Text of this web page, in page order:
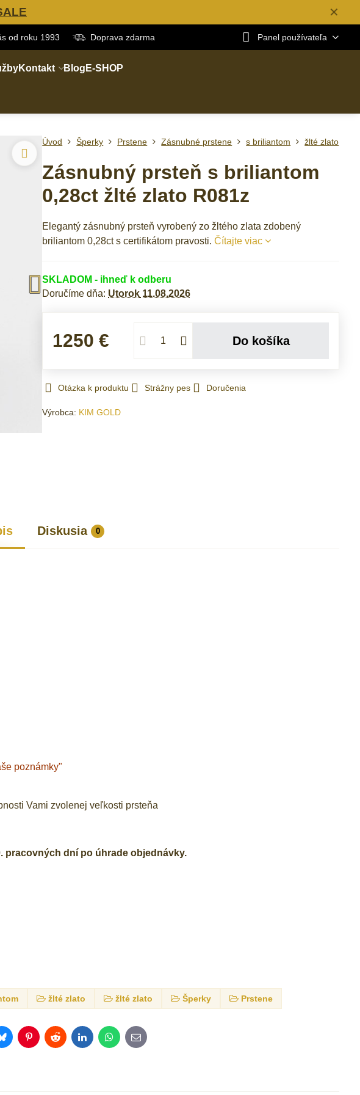
✕
od roku 1993 Doprava zdarma Panel používateľa
Kontakt Blog E-SHOP
Úvod Šperky Prstene Zásnubné prstene s briliantom žlté zlato
Zásnubný prsteň s briliantom
0,28ct žlté zlato R081z
Elegantý zásnubný prsteň vyrobený zo žltého zlata zdobený
briliantom 0,28ct s certifikátom pravosti.Čítajte viac
SKLADOM - ihneď k odberu
Doručíme dňa: Utorok 11.08.2026
1250 € Do košíka
Otázka k produktu Strážny pes Doručenia
Výrobca: KIM GOLD
Diskusia 0
poznámky"
Vami zvolenej veľkosti prsteňa
pracovných dní po úhrade objednávky.
žlté zlato žlté zlato Šperky Prstene
BlueskyPinterestRedditLinkedInWhatsApp
E-
mail